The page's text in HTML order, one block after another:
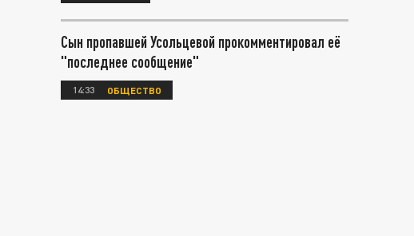
Сын пропавшей Усольцевой прокомментировал её
"последнее сообщение"
14:33 ОБЩЕСТВО